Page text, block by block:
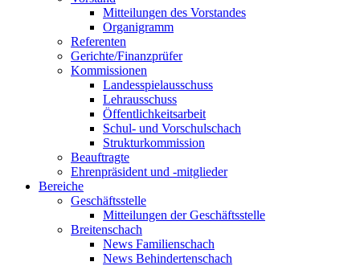
Mitteilungen des Vorstandes
Organigramm
Referenten
Gerichte/Finanzprüfer
Kommissionen
Landesspielausschuss
Lehrausschuss
Öffentlichkeitsarbeit
Schul- und Vorschulschach
Strukturkommission
Beauftragte
Ehrenpräsident und -mitglieder
Bereiche
Geschäftsstelle
Mitteilungen der Geschäftsstelle
Breitenschach
News Familienschach
News Behindertenschach